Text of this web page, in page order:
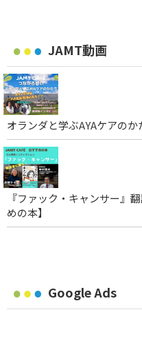
JAMT動画
オランダと学ぶAYAケアのか
『ファック・キャンサー』
めの本】
Google Ads